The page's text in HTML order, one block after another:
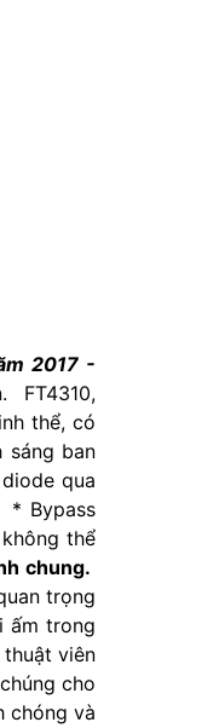
2017 -
FT4310,
thể, có
ban
qua
* Bypass
thể
chung.
trọng
ấm trong
viên
cho
chóng và